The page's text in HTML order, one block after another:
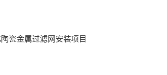
瓷金属过滤网安装项目